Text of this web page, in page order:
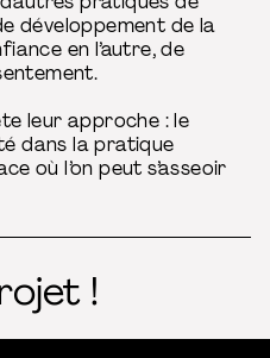
développement de la
en l’autre, de
leur approche : le
dans la pratique
où l’on peut s’asseoir
!